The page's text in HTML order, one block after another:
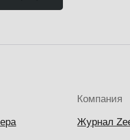
Компания
Журнал